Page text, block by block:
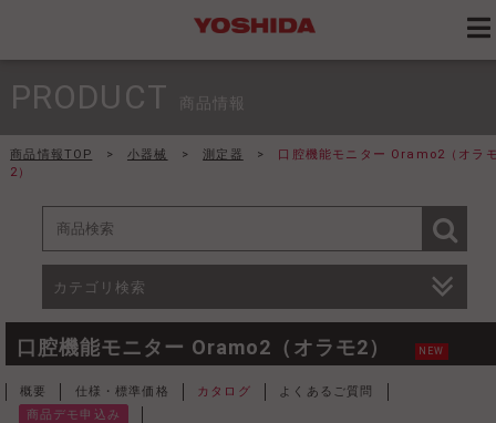
PRODUCT 商品情報
商品情報TOP > 小器械 > 測定器 >
口腔機能モニター Oramo2（オラ
2）
カテゴリ検索
口腔機能モニター Oramo2（オラモ2） NEW
概要 仕様・標準価格 カタログ
よくあるご質問
商品デモ申込み